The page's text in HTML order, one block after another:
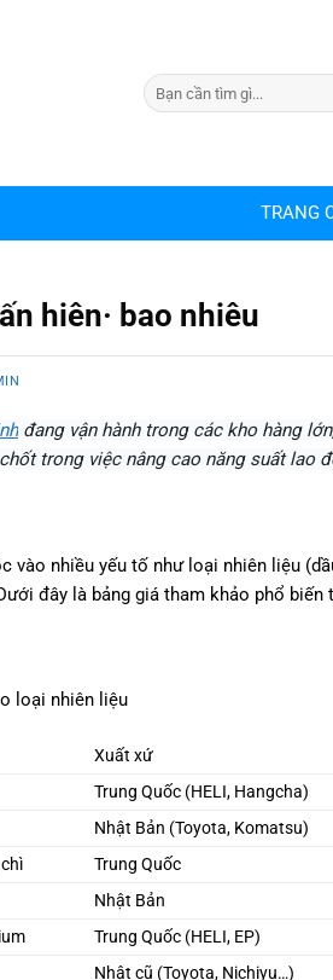
TRANG
hiên· bao nhiêu
đang vận hành trong các kho hàng
trong việc nâng cao năng suất lao
vào nhiều yếu tố như loại nhiên liệu
đây là bảng giá tham khảo phổ
loại nhiên liệu
Xuất xứ
Trung Quốc (HELI, Hangcha)
Nhật Bản (Toyota, Komatsu)
Trung Quốc
Nhật Bản
Trung Quốc (HELI, EP)
Nhật cũ (Toyota, Nichiyu…)